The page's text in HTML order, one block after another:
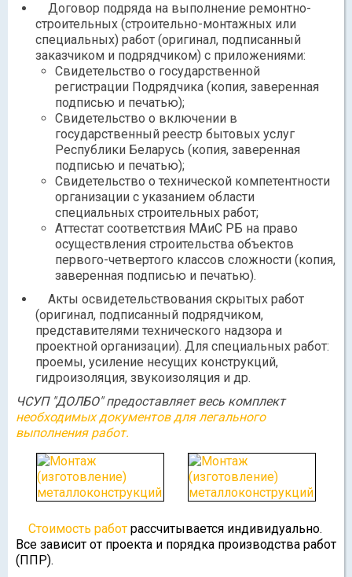
Договор подряда на выполнение ремонтно-
строительных (строительно-монтажных или
специальных) работ (оригинал, подписанный
заказчиком и подрядчиком) с приложениями:
Свидетельство о государственной
регистрации Подрядчика (копия, заверенная
подписью и печатью);
Свидетельство о включении в
государственный реестр бытовых услуг
Республики Беларусь (копия, заверенная
подписью и печатью);
Свидетельство о технической компетентности
организации с указанием области
специальных строительных работ;
Аттестат соответствия МАиС РБ на право
осуществления строительства объектов
первого-четвертого классов сложности (копия,
заверенная подписью и печатью).
Акты освидетельствования скрытых работ
(оригинал, подписанный подрядчиком,
представителями технического надзора и
проектной организации). Для специальных работ:
проемы, усиление несущих конструкций,
гидроизоляция, звукоизоляция и др.
ЧСУП "ДОЛБО" предоставляет весь комплект
необходимых документов для легального
выполнения работ.
Стоимость работ рассчитывается индивидуально.
Все зависит от проекта и порядка производства работ
(ППР).